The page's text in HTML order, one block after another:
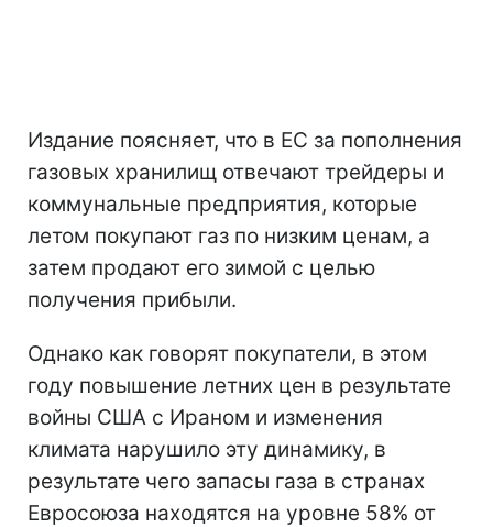
Издание поясняет, что в ЕС за пополнения
газовых хранилищ отвечают трейдеры и
коммунальные предприятия, которые
летом покупают газ по низким ценам, а
затем продают его зимой с целью
получения прибыли.
Однако как говорят покупатели, в этом
году повышение летних цен в результате
войны США с Ираном и изменения
климата нарушило эту динамику, в
результате чего запасы газа в странах
Евросоюза находятся на уровне 58% от